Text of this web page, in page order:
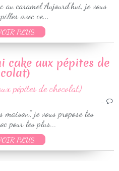
au caramel Aujourd'hui, je vous
avec ce...
PLUS
cake aux pépites de
…
je vous propose les
pour les plus...
PLUS